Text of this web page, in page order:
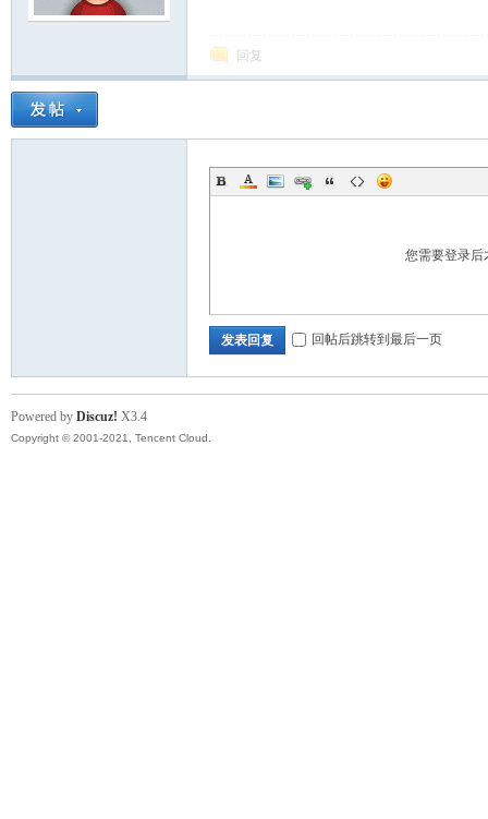
回复
您需要登录
发表回复 回帖后跳转到最后一页
Powered by Discuz! X3.4
Copyright © 2001-2021, Tencent Cloud.